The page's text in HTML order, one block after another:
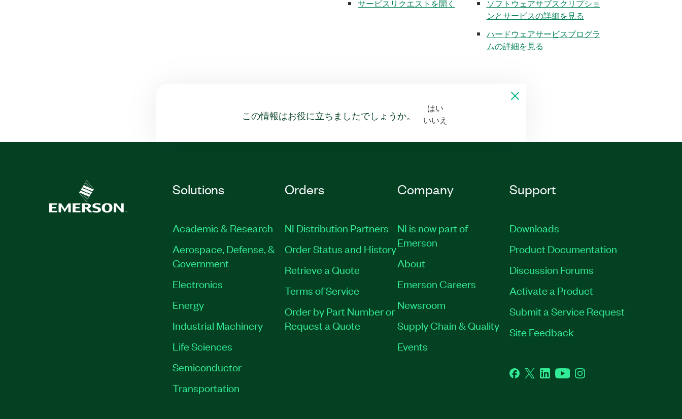
サービスリクエストを開く
ソフトウェアサブスクリプショ
ンとサービスの詳細を見る
ハードウェアサービスプログラ
ムの詳細を見る
この情報はお役に立ちましたでしょうか。
はい
いいえ
Solutions
Academic & Research
Aerospace, Defense, &
Government
Electronics
Energy
Industrial Machinery
Life Sciences
Semiconductor
Transportation
Orders
NI Distribution Partners
Order Status and History
Retrieve a Quote
Terms of Service
Order by Part Number or
Request a Quote
Company
NI is now part of
Emerson
About
Emerson Careers
Newsroom
Supply Chain & Quality
Events
Support
Downloads
Product Documentation
Discussion Forums
Activate a Product
Submit a Service Request
Site Feedback
Facebook
TwitterLinkedInYouTubeInstagram